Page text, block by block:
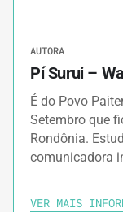
AUTORA
Pí Surui –
É do Povo
Setembro que
Rondônia.
comunicadora
VER MAIS